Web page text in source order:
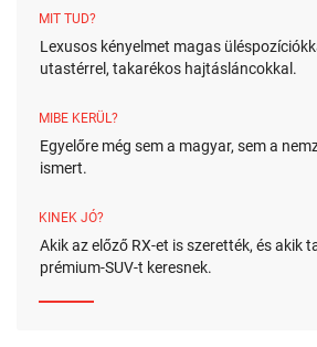
MIT TUD?
Lexusos kényelmet magas
utastérrel, takarékos hajtásláncokkal.
MIBE KERÜL?
Egyelőre még sem a magyar, sem a
ismert.
KINEK JÓ?
Akik az előző RX-et is szerették, és akik
prémium-SUV-t keresnek.